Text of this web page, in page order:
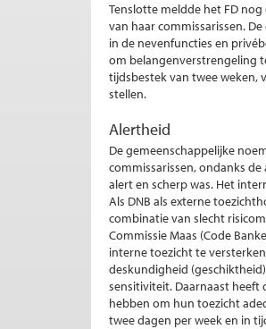
Tenslotte meldde het FD
van haar commissarissen.
in de nevenfuncties en
om belangenverstrengeling
tijdsbestek van twee weken,
stellen.
Alertheid
De gemeenschappelijke
commissarissen, ondanks
alert en scherp was. Het
Als DNB als externe
combinatie van slecht
Commissie Maas (Code
interne toezicht te
deskundigheid
sensitiviteit. Daarnaast heeft
hebben om hun toezicht
twee dagen per week en in